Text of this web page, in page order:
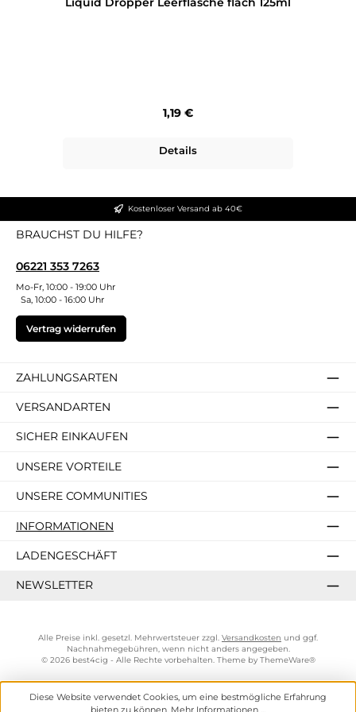
Regulärer Preis:
1,19 €
Details
Kostenloser Versand ab 40€
BRAUCHST DU HILFE?
06221 353 7263
Mo-Fr, 10:00 - 19:00 Uhr
Sa, 10:00 - 16:00 Uhr
Vertrag widerrufen
ZAHLUNGSARTEN
VERSANDARTEN
SICHER EINKAUFEN
UNSERE VORTEILE
UNSERE COMMUNITIES
INFORMATIONEN
LADENGESCHÄFT
NEWSLETTER
Alle Preise inkl. gesetzl. Mehrwertsteuer zzgl. Versandkosten und ggf.
Nachnahmegebühren, wenn nicht anders angegeben.
© 2026 best4cig - Alle Rechte vorbehalten. Theme by ThemeWare®
Diese Website verwendet Cookies, um eine bestmögliche Erfahrung
bieten zu können. Mehr Informationen ...